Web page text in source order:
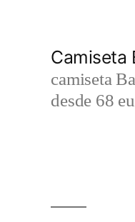
Camiseta
camiseta
desde 68